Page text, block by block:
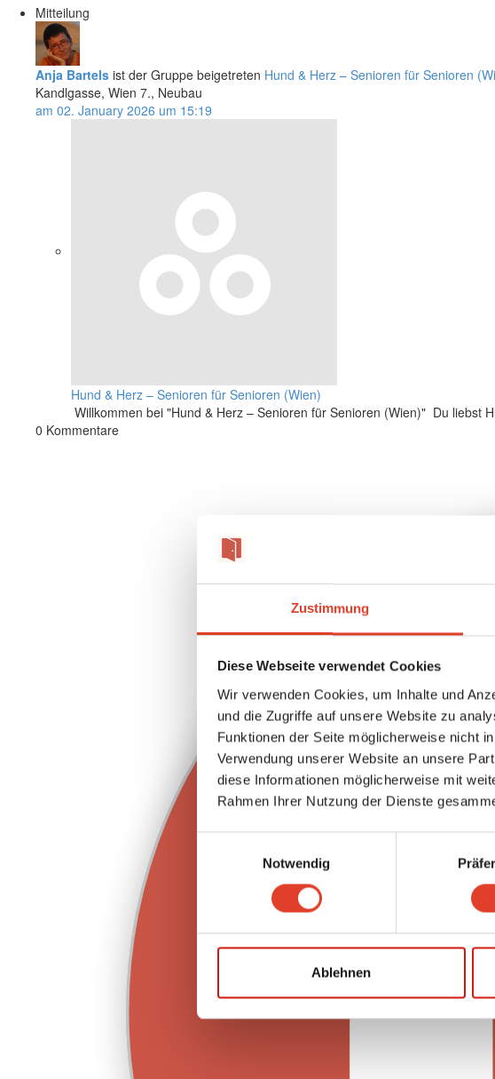
Zustimmung
Diese Webseite verwendet Cookies
Wir verwenden Cookies, um Inhalte und
und die Zugriffe auf unsere Website zu
Funktionen der Seite möglicherweise nicht
Verwendung unserer Website an unsere
diese Informationen möglicherweise mit
Rahmen Ihrer Nutzung der Dienste
Notwendig
Ablehnen
Mitteilung
Anja Bartels ist der Gruppe beigetreten Hund & Herz – Senioren für Senioren
Kandlgasse, Wien 7., Neubau
am 02. January 2026 um 15:19
Hund & Herz – Senioren für Senioren (Wien)
Willkommen bei "Hund & Herz – Senioren für Senioren (Wien)" Du liebst
0 Kommentare